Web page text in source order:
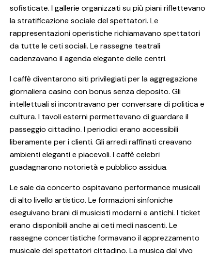
sofisticate. I gallerie organizzati su più piani riflettevano
la stratificazione sociale del spettatori. Le
rappresentazioni operistiche richiamavano spettatori
da tutte le ceti sociali. Le rassegne teatrali
cadenzavano il agenda elegante delle centri.
I caffè diventarono siti privilegiati per la aggregazione
giornaliera casino con bonus senza deposito. Gli
intellettuali si incontravano per conversare di politica e
cultura. I tavoli esterni permettevano di guardare il
passeggio cittadino. I periodici erano accessibili
liberamente per i clienti. Gli arredi raffinati creavano
ambienti eleganti e piacevoli. I caffè celebri
guadagnarono notorietà e pubblico assidua.
Le sale da concerto ospitavano performance musicali
di alto livello artistico. Le formazioni sinfoniche
eseguivano brani di musicisti moderni e antichi. I ticket
erano disponibili anche ai ceti medi nascenti. Le
rassegne concertistiche formavano il apprezzamento
musicale del spettatori cittadino. La musica dal vivo